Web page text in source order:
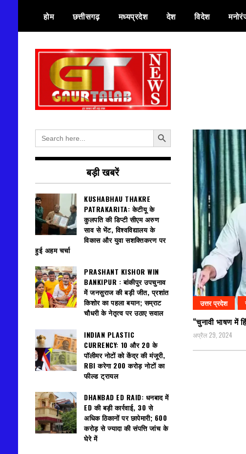
content
होम छत्तीसगढ़ मध्यप्रदेश देश विदेश
गौरतलब न्यूज
उत्तर प्रदेश
“चुनावी भाषण
अप्रैल 29, 2024
Search
for:
Search Button
बड़ी खबरें
KUSHABHAU THAKRE
PATRAKARITA: केटीयू के
कुलपति की डिप्टी सीएम अरुण
साव से भेंट, विश्वविद्यालय के
विकास और युवा सशक्तिकरण पर
हुई अहम चर्चा
PRASHANT KISHOR WIN
BANKIPUR : बांकीपुर उपचुनाव
में जनसुराज की बड़ी जीत, प्रशांत
किशोर का पहला बयान; सम्राट
चौधरी के नेतृत्व पर उठाए सवाल
INDIAN PLASTIC
CURRENCY: ₹10 और ₹20 के
पॉलीमर नोटों को केंद्र की मंजूरी,
RBI करेगा 200 करोड़ नोटों का
फील्ड ट्रायल
DHANBAD ED RAID: धनबाद में
ED की बड़ी कार्रवाई, 30 से
अधिक ठिकानों पर छापेमारी; 600
करोड़ से ज्यादा की संपत्ति जांच के
घेरे में